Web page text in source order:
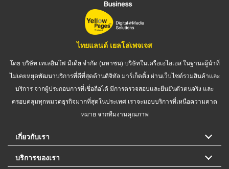
ไทยแลนด์ เยลโล่เพจเจส
โดย บริษัท เทเลอินโฟ มีเดีย จำกัด (มหาชน) บริษัทในเครือเอไอเอส ในฐานะผู้นำที่
ไม่เคยหยุดพัฒนาบริการที่ดีที่สุดด้านดิจิทัล มาร์เก็ตติ้ง ผ่านเว็บไซต์รวมสินค้าและ
บริการ จากผู้ประกอบการที่เชื่อถือได้ มีการตรวจสอบและยืนยันตัวตนจริง และ
ครอบคลุมทุกหมวดธุรกิจมากที่สุดในประเทศ เราจะมอบบริการที่เหนือความคาด
หมาย จากทีมงานคุณภาพ
เกี่ยวกับเรา
บริการของเรา